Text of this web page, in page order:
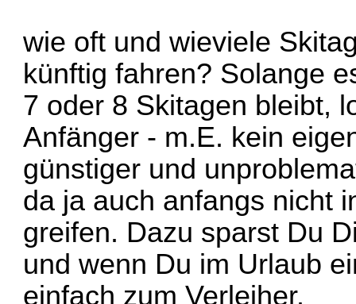
wie oft und wieviele
künftig fahren? Solange
7 oder 8 Skitagen bleibt,
Anfänger - m.E. kein
günstiger und
da ja auch anfangs nicht
greifen. Dazu sparst Du
und wenn Du im Urlaub
einfach zum Verleiher.